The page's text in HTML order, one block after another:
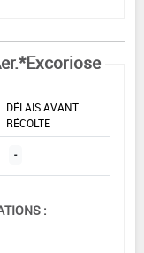
DÉLAIS AVANT
RÉCOLTE
-
: